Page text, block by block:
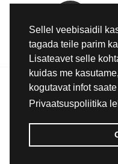
Sellel veebisaidil
tagada teile parim
Lisateavet selle
kuidas me
kogutavat infot
Privaatsuspoliitika
E-